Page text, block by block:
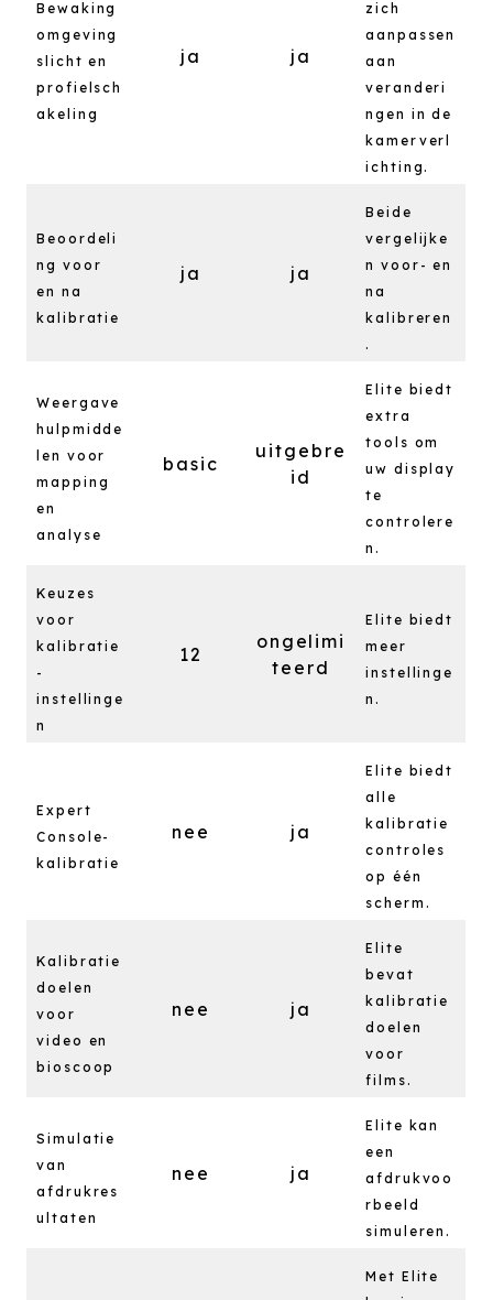
Bewaking
omgeving
slicht en
profielsch
akeling
ja ja
zich
aanpassen
aan
veranderi
ngen in de
kamerverl
ichting.
Beoordeli
ng voor
en na
kalibratie
ja ja
Beide
vergelijke
n voor- en
na
kalibreren
.
Weergave
hulpmidde
len voor
mapping
en
analyse
basic
uitgebre
id
Elite biedt
extra
tools om
uw display
te
controlere
n.
Keuzes
voor
kalibratie
-
instellinge
n
12
ongelimi
teerd
Elite biedt
meer
instellinge
n.
Expert
Console-
kalibratie
nee ja
Elite biedt
alle
kalibratie
controles
op één
scherm.
Kalibratie
doelen
voor
video en
bioscoop
nee ja
Elite
bevat
kalibratie
doelen
voor
films.
Simulatie
van
afdrukres
ultaten
nee ja
Elite kan
een
afdrukvoo
rbeeld
simuleren.
Met Elite